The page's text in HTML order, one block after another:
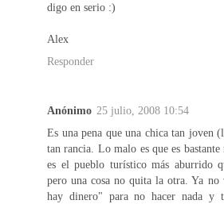
digo en serio :)
Alex
Responder
Anónimo 25 julio, 2008 10:54
Es una pena que una chica tan joven
tan rancia. Lo malo es que es
es el pueblo turístico más aburrido
pero una cosa no quita la otra. Ya
hay dinero" para no hacer nada y